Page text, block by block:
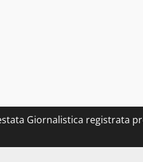
Giornalistica registrata